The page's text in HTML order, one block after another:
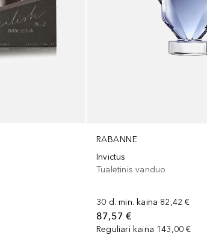
RABANNE
Invictus
Tualetinis vanduo
30 d. min. kaina 82,42 €
87,57 €
Reguliari kaina 143,00 €